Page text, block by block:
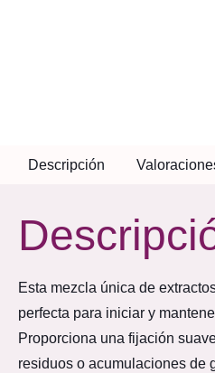
Descripción
Esta mezcla única de
perfecta para iniciar y
Proporciona una fijación
residuos o acumulaciones de